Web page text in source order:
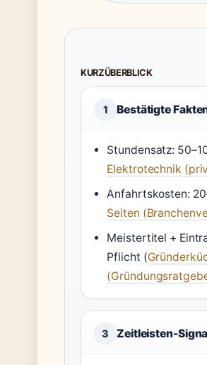
KURZÜBERBLICK
1 Bestätigte
Stundensatz:
Elektrotechnik
Anfahrtskosten:
Seiten
Meistertitel +
Pflicht (
3 Zeitleisten-